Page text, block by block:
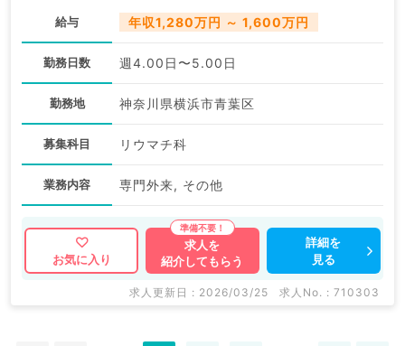
給与 年収1,280万円 ～ 1,600万円
勤務日数 週4.00日〜5.00日
勤務地 神奈川県横浜市青葉区
募集科目 リウマチ科
業務内容 専門外来, その他
お気に入り
求人を
紹介してもらう
詳細を
見る
求人更新日 : 2026/03/25 求人No. : 710303